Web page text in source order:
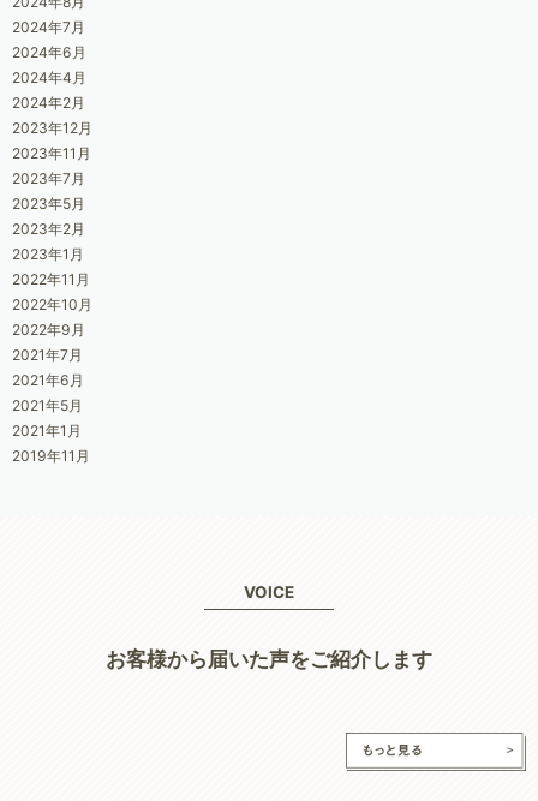
2024年7月
2024年6月
2024年4月
2024年2月
2023年12月
2023年11月
2023年7月
2023年5月
2023年2月
2023年1月
2022年11月
2022年10月
2022年9月
2021年7月
2021年6月
2021年5月
2021年1月
2019年11月
VOICE
お客様から届いた声をご紹介します